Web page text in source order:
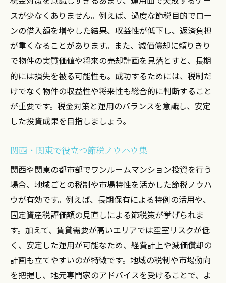
スが少なくありません。例えば、過度な節税目的でロー
ンの借入額を増やした結果、収益性が低下し、返済負担
が重くなることがあります。また、減価償却に頼りきり
で物件の実質価値や将来の売却計画を見落とすと、長期
的には損失を被る可能性も。成功するためには、税制だ
けでなく物件の収益性や将来性も総合的に判断すること
が重要です。税金対策と運用のバランスを意識し、安定
した投資成果を目指しましょう。
関西・関東で役立つ節税ノウハウ集
関西や関東の都市部でワンルームマンション投資を行う
場合、地域ごとの税制や市場特性を活かした節税ノウハ
ウが有効です。例えば、長期保有による特例の活用や、
固定資産税評価額の見直しによる節税策が挙げられま
す。加えて、賃貸需要が高いエリアでは空室リスクが低
く、安定した運用が可能なため、経費計上や減価償却の
計画も立てやすいのが特徴です。地域の税制や市場動向
を把握し、地元専門家のアドバイスを受けることで、よ